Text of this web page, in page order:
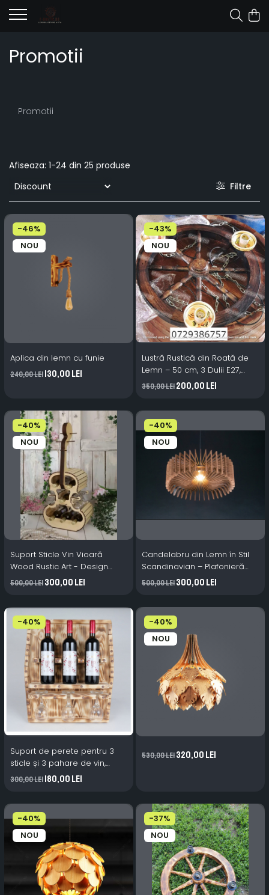
Promotii
Promotii
Afiseaza: 1-24 din 25 produse
Filtre
-46%
NOU
Aplica din lemn cu funie
240,00 Lei130,00 Lei
-43%
NOU
Lustră Rustică din Roată de
Lemn – 50 cm, 3 Dulii E27,
Castroane Ceramice
Tradiționale wenge
350,00 Lei200,00 Lei
-40%
NOU
Suport Sticle Vin Vioară
Wood Rustic Art - Design
Elegant și Practic
500,00 Lei300,00 Lei
-40%
NOU
Candelabru din Lemn în Stil
Scandinavian – Plafonieră
Modernă Suspendată pentru
Iluminat Interior Elegant
500,00 Lei300,00 Lei
-40%
Suport de perete pentru 3
sticle și 3 pahare de vin,
nuanta ars, 54x57 cm
300,00 Lei180,00 Lei
-40%
NOU
530,00 Lei320,00 Lei
-40%
NOU
-37%
NOU